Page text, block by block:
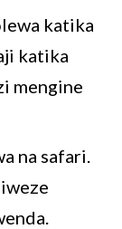
katika
katika
mengine
na safari.